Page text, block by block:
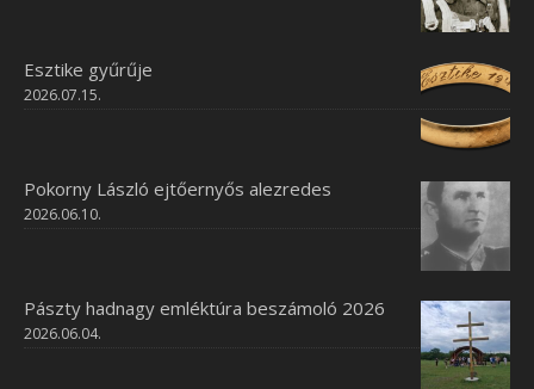
Esztike gyűrűje
2026.07.15.
Pokorny László ejtőernyős alezredes
2026.06.10.
Pászty hadnagy emléktúra beszámoló 2026
2026.06.04.